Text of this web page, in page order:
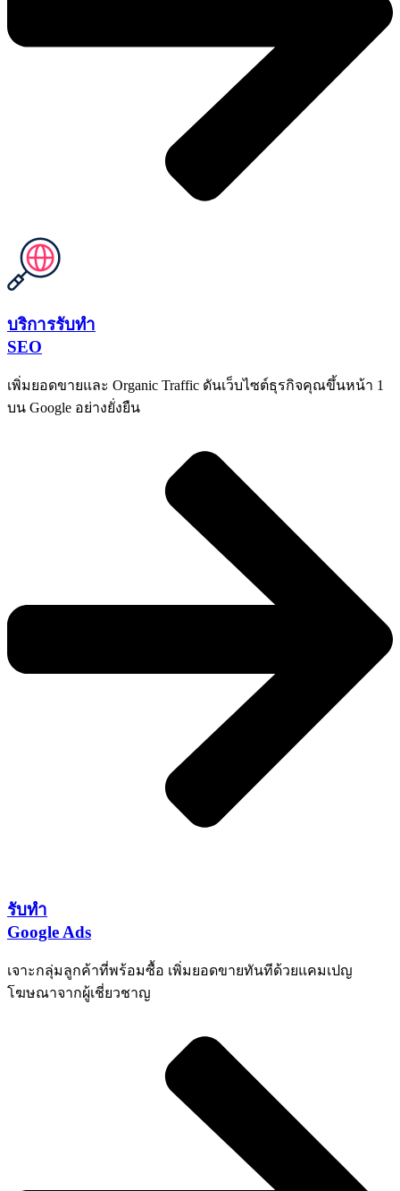
บริการรับทำ
SEO
เพิ่มยอดขายและ Organic Traffic ดันเว็บไซต์ธุรกิจคุณขึ้นหน้า 1
บน Google อย่างยั่งยืน
รับทำ
Google Ads
เจาะกลุ่มลูกค้าที่พร้อมซื้อ เพิ่มยอดขายทันทีด้วยแคมเปญ
โฆษณาจากผู้เชี่ยวชาญ